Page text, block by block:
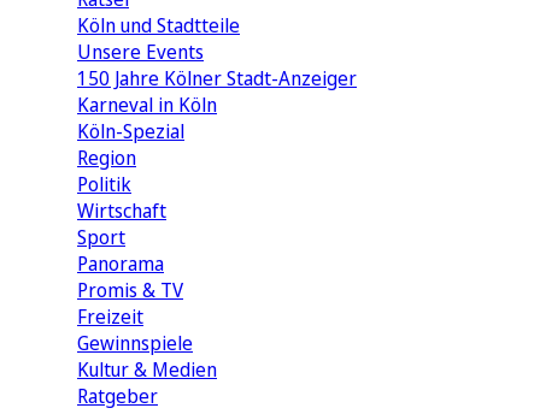
Köln und Stadtteile
Unsere Events
150 Jahre Kölner Stadt-Anzeiger
Karneval in Köln
Köln-Spezial
Region
Politik
Wirtschaft
Sport
Panorama
Promis & TV
Freizeit
Gewinnspiele
Kultur & Medien
Ratgeber